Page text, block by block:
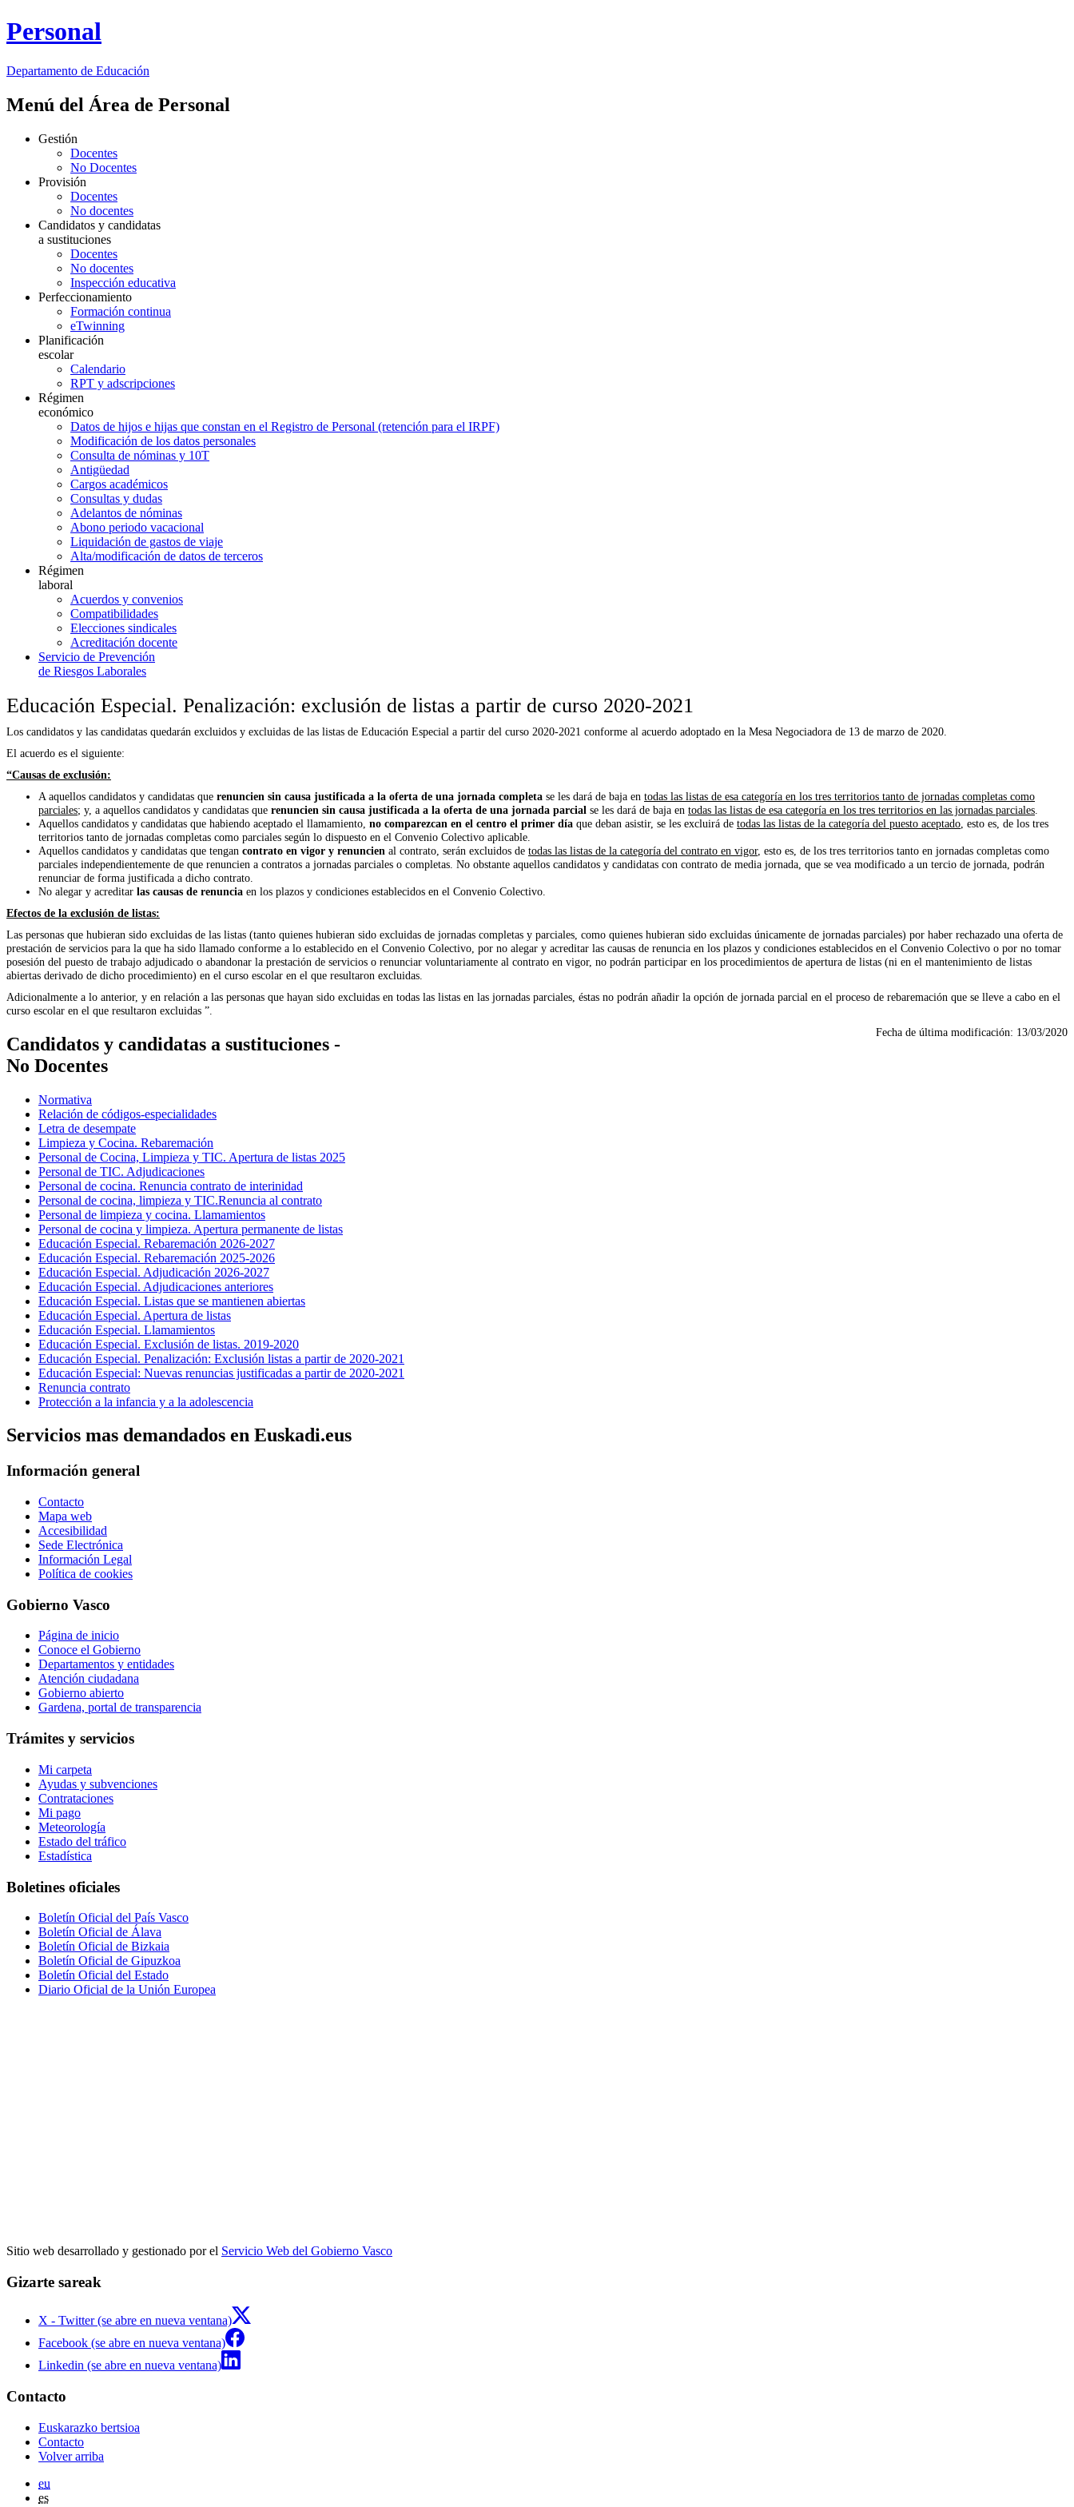
Personal
Departamento de Educación
Menú del Área de Personal
Gestión
Docentes
No Docentes
Provisión
Docentes
No docentes
Candidatos y candidatas
a sustituciones
Docentes
No docentes
Inspección educativa
Perfeccionamiento
Formación continua
eTwinning
Planificación
escolar
Calendario
RPT y adscripciones
Régimen
económico
Datos de hijos e hijas que constan en el Registro de Personal (retención para el IRPF)
Modificación de los datos personales
Consulta de nóminas y 10T
Antigüedad
Cargos académicos
Consultas y dudas
Adelantos de nóminas
Abono periodo vacacional
Liquidación de gastos de viaje
Alta/modificación de datos de terceros
Régimen
laboral
Acuerdos y convenios
Compatibilidades
Elecciones sindicales
Acreditación docente
Servicio de Prevención
de Riesgos Laborales
Educación Especial. Penalización: exclusión de listas a partir de curso 2020-2021
Los candidatos y las candidatas quedarán excluidos y excluidas de las listas de Educación Especial a partir del curso 2020-2021 conforme al acuerdo adoptado en la Mesa Negociadora de 13 de marzo de 2020.
El acuerdo es el siguiente:
“Causas de exclusión:
A aquellos candidatos y candidatas que renuncien sin causa justificada a la oferta de una jornada completa se les dará de baja en todas las listas de esa categoría en los tres territorios tanto de jornadas completas como
parciales; y, a aquellos candidatos y candidatas que renuncien sin causa justificada a la oferta de una jornada parcial se les dará de baja en todas las listas de esa categoría en los tres territorios en las jornadas parciales
Aquellos candidatos y candidatas que habiendo aceptado el llamamiento, no comparezcan en el centro el primer día que deban asistir, se les excluirá de todas las listas de la categoría del puesto aceptado , esto es, de los tres
territorios tanto de jornadas completas como parciales según lo dispuesto en el Convenio Colectivo aplicable.
Aquellos candidatos y candidatas que tengan contrato en vigor y renuncien al contrato, serán excluidos de todas las listas de la categoría del contrato en vigor, esto es, de los tres territorios tanto en jornadas completas como
parciales independientemente de que renuncien a contratos a jornadas parciales o completas. No obstante aquellos candidatos y candidatas con contrato de media jornada, que se vea modificado a un tercio de jornada, podrán
renunciar de forma justificada a dicho contrato.
No alegar y acreditar las causas de renuncia en los plazos y condiciones establecidos en el Convenio Colectivo.
Efectos de la exclusión de listas:
Las personas que hubieran sido excluidas de las listas (tanto quienes hubieran sido excluidas de jornadas completas y parciales, como quienes hubieran sido excluidas únicamente de jornadas parciales) por haber rechazado una oferta de
prestación de servicios para la que ha sido llamado conforme a lo establecido en el Convenio Colectivo, por no alegar y acreditar las causas de renuncia en los plazos y condiciones establecidos en el Convenio Colectivo o por no tomar
posesión del puesto de trabajo adjudicado o abandonar la prestación de servicios o renunciar voluntariamente al contrato en vigor, no podrán participar en los procedimientos de apertura de listas (ni en el mantenimiento de listas
abiertas derivado de dicho procedimiento) en el curso escolar en el que resultaron excluidas.
Adicionalmente a lo anterior, y en relación a las personas que hayan sido excluidas en todas las listas en las jornadas parciales, éstas no podrán añadir la opción de jornada parcial en el proceso de rebaremación que se lleve a cabo en el
curso escolar en el que resultaron excluidas ”.
Fecha de última modificación: 13/03/2020
Candidatos y candidatas a sustituciones -
No Docentes
Normativa
Relación de códigos-especialidades
Letra de desempate
Limpieza y Cocina. Rebaremación
Personal de Cocina, Limpieza y TIC. Apertura de listas 2025
Personal de TIC. Adjudicaciones
Personal de cocina. Renuncia contrato de interinidad
Personal de cocina, limpieza y TIC.Renuncia al contrato
Personal de limpieza y cocina. Llamamientos
Personal de cocina y limpieza. Apertura permanente de listas
Educación Especial. Rebaremación 2026-2027
Educación Especial. Rebaremación 2025-2026
Educación Especial. Adjudicación 2026-2027
Educación Especial. Adjudicaciones anteriores
Educación Especial. Listas que se mantienen abiertas
Educación Especial. Apertura de listas
Educación Especial. Llamamientos
Educación Especial. Exclusión de listas. 2019-2020
Educación Especial. Penalización: Exclusión listas a partir de 2020-2021
Educación Especial: Nuevas renuncias justificadas a partir de 2020-2021
Renuncia contrato
Protección a la infancia y a la adolescencia
Servicios mas demandados en Euskadi.eus
Información general
Contacto
Mapa web
Accesibilidad
Sede Electrónica
Información Legal
Política de cookies
Gobierno Vasco
Página de inicio
Conoce el Gobierno
Departamentos y entidades
Atención ciudadana
Gobierno abierto
Gardena, portal de transparencia
Trámites y servicios
Mi carpeta
Ayudas y subvenciones
Contrataciones
Mi pago
Meteorología
Estado del tráfico
Estadística
Boletines oficiales
Boletín Oficial del País Vasco
Boletín Oficial de Álava
Boletín Oficial de Bizkaia
Boletín Oficial de Gipuzkoa
Boletín Oficial del Estado
Diario Oficial de la Unión Europea
Sitio web desarrollado y gestionado por el Servicio Web del Gobierno Vasco
Gizarte sareak
X - Twitter (se abre en nueva ventana)
Facebook (se abre en nueva ventana)
Linkedin (se abre en nueva ventana)
Contacto
Euskarazko bertsioa
Contacto
Volver arriba
eu
es